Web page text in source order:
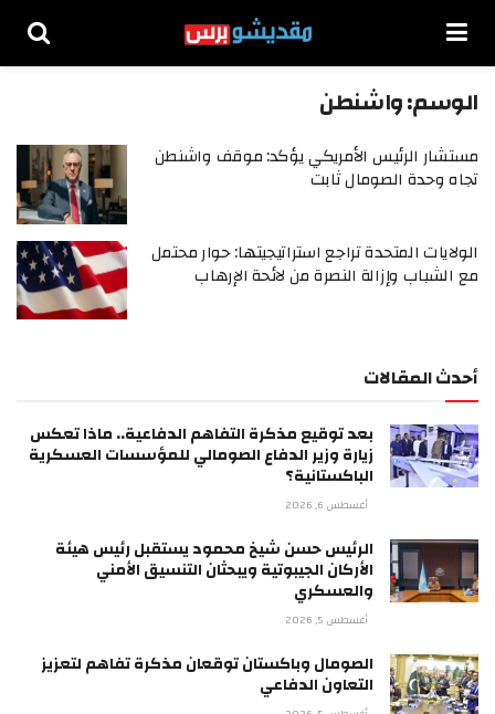
الوسم:واشنطن
مستشار الرئيس الأمريكي يؤكد: موقف واشنطن
تجاه وحدة الصومال ثابت
الولايات المتحدة تراجع استراتيجيتها: حوار محتمل
مع الشباب وإزالة النصرة من لائحة الإرهاب
أحدث المقالات
بعد توقيع مذكرة التفاهم الدفاعية.. ماذا تعكس
زيارة وزير الدفاع الصومالي للمؤسسات العسكرية
الباكستانية؟
أغسطس 6, 2026
الرئيس حسن شيخ محمود يستقبل رئيس هيئة
الأركان الجيبوتية ويبحثان التنسيق الأمني
والعسكري
أغسطس 5, 2026
الصومال وباكستان توقعان مذكرة تفاهم لتعزيز
التعاون الدفاعي